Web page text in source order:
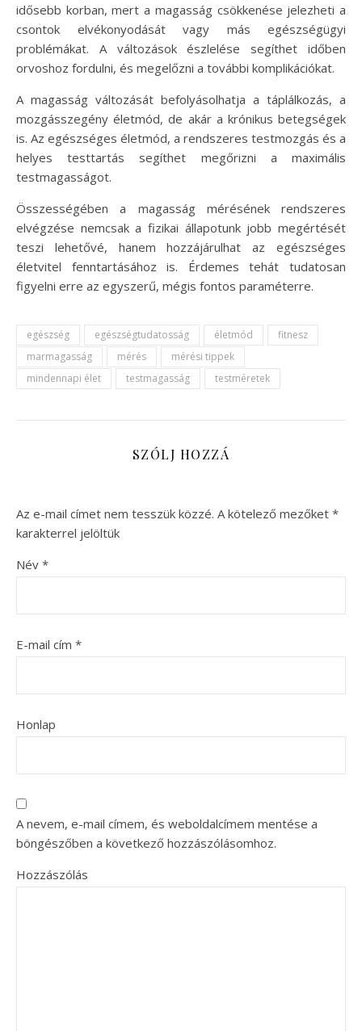
idősebb korban, mert a magasság csökkenése jelezheti a
csontok elvékonyodását vagy más egészségügyi
problémákat. A változások észlelése segíthet időben
orvoshoz fordulni, és megelőzni a további komplikációkat.
A magasság változását befolyásolhatja a táplálkozás, a
mozgásszegény életmód, de akár a krónikus betegségek
is. Az egészséges életmód, a rendszeres testmozgás és a
helyes testtartás segíthet megőrizni a maximális
testmagasságot.
Összességében a magasság mérésének rendszeres
elvégzése nemcsak a fizikai állapotunk jobb megértését
teszi lehetővé, hanem hozzájárulhat az egészséges
életvitel fenntartásához is. Érdemes tehát tudatosan
figyelni erre az egyszerű, mégis fontos paraméterre.
egészség egészségtudatosság életmód
fitnesz
marmagasság
mérés
mérési tippek
mindennapi élet
testmagasság testméretek
SZÓLJ HOZZÁ
Az e-mail címet nem tesszük közzé. A kötelező mezőket *
karakterrel jelöltük
Név *
E-mail cím *
Honlap
A nevem, e-mail címem, és weboldalcímem mentése a
böngészőben a következő hozzászólásomhoz.
Hozzászólás